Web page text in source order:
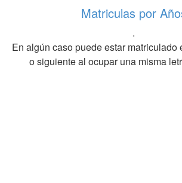
Matriculas por
.
En algún caso puede estar matriculado
o siguiente al ocupar una misma